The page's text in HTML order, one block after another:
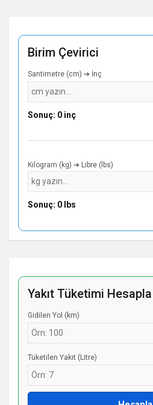
Birim Çevirici
Santimetre (cm) ➔ İnç
Sonuç: 0 inç
Kilogram (kg) ➔ Libre (lbs)
Sonuç: 0 lbs
Yakıt Tüketimi Hesapla
Gidilen Yol (km)
Tüketilen Yakıt (Litre)